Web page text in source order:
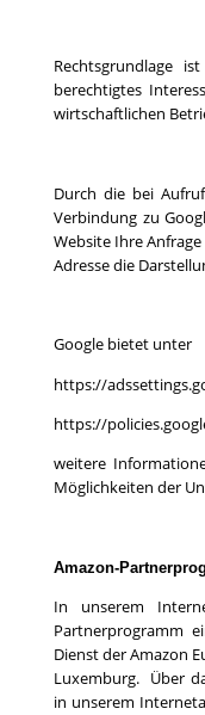
Rechtsgrundlage
berechtigtes
wirtschaftlichen
Durch die bei
Verbindung zu
Website Ihre
Adresse die
Google bietet unter
https://
https://
weitere
Möglichkeiten der
Amazon-
In unserem
Partnerprogramm
Dienst der Amazon
Luxemburg. Über
in unserem